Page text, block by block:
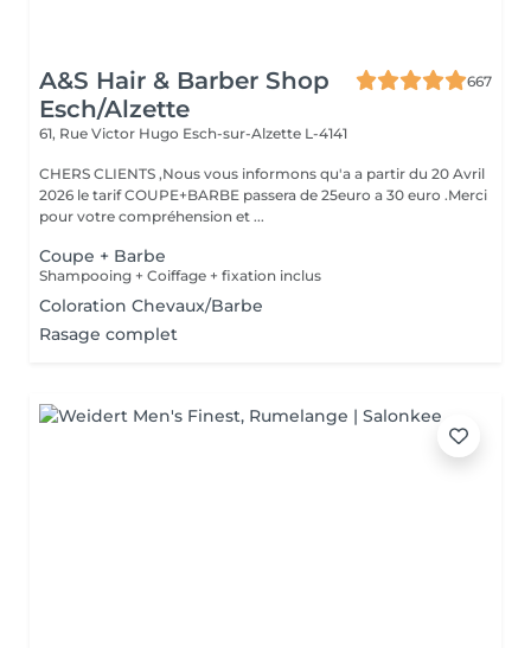
A&S Hair & Barber Shop
Esch/Alzette
667
61, Rue Victor Hugo Esch-sur-Alzette L-4141
CHERS CLIENTS ,Nous vous informons qu'a a partir du 20 Avril
2026 le tarif COUPE+BARBE passera de 25euro a 30 euro .Merci
pour votre compréhension et ...
Coupe + Barbe
Shampooing + Coiffage + fixation inclus
Coloration Chevaux/Barbe
Rasage complet